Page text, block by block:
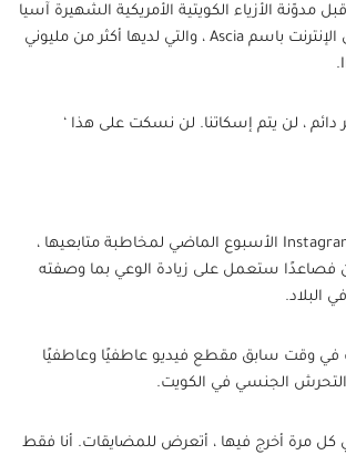
مدوّنة الأزياء الكويتية الأمريكية الشهيرة آسيا
الفرج ، المعروفة على الإنترنت باسم Ascia ، والتي لديها أكثر من مليوني
دائم ، لن يتم إسكاتنا. لن نسكت على هذا ‘
انتقلت المدونة إلى Instagram الأسبوع الماضي لمخاطبة متابعيها ،
فصاعدًا ستعمل على زيادة الوعي بما وصفته
البلاد.
وقت سابق مقطع فيديو عاطفيًا وعاطفيًا
الجنسي في الكويت.
كل مرة أخرج فيها ، أتعرض للمضايقات. أنا فقط